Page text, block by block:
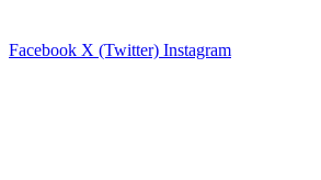
Facebook X (Twitter) Instagram